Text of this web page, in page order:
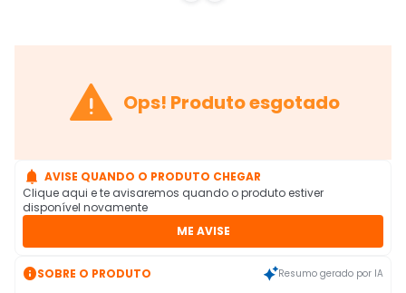
 Ops! Produto esgotado
 AVISE QUANDO O PRODUTO CHEGAR
Clique aqui e te avisaremos quando o produto estiver
disponível novamente
ME AVISE
SOBRE O PRODUTO Resumo gerado por IA